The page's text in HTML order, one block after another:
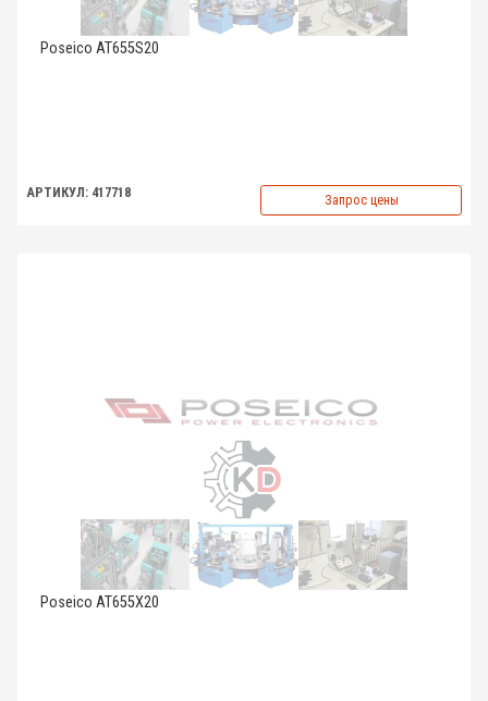
Poseico AT655S20
АРТИКУЛ: 417718 Запрос цены
Poseico AT655X20